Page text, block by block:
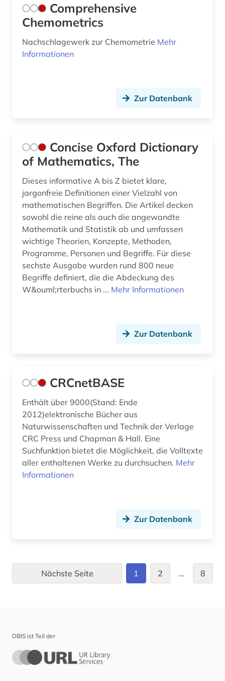
Comprehensive
Chemometrics
Nachschlagewerk zur Chemometrie Mehr
Informationen
Zur Datenbank
Concise Oxford Dictionary
of Mathematics, The
Dieses informative A bis Z bietet klare,
jargonfreie Definitionen einer Vielzahl von
mathematischen Begriffen. Die Artikel decken
sowohl die reine als auch die angewandte
Mathematik und Statistik ab und umfassen
wichtige Theorien, Konzepte, Methoden,
Programme, Personen und Begriffe. Für diese
sechste Ausgabe wurden rund 800 neue
Begriffe definiert, die die Abdeckung des
W&ouml;rterbuchs in ... Mehr Informationen
Zur Datenbank
CRCnetBASE
Enthält über 9000(Stand: Ende
2012)elektronische Bücher aus
Naturwissenschaften und Technik der Verlage
CRC Press und Chapman & Hall. Eine
Suchfunktion bietet die Möglichkeit, die Volltexte
aller enthaltenen Werke zu durchsuchen. Mehr
Informationen
Zur Datenbank
Nächste Seite 1 2 … 8
DBIS ist Teil der